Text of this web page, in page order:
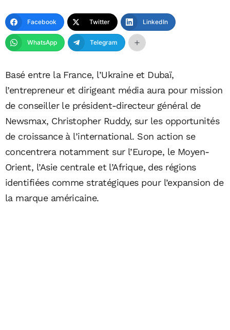
Facebook Twitter LinkedIn
WhatsApp Telegram
Basé entre la France, l’Ukraine et Dubaï,
l’entrepreneur et dirigeant média aura pour mission
de conseiller le président-directeur général de
Newsmax, Christopher Ruddy, sur les opportunités
de croissance à l’international. Son action se
concentrera notamment sur l’Europe, le Moyen-
Orient, l’Asie centrale et l’Afrique, des régions
identifiées comme stratégiques pour l’expansion de
la marque américaine.